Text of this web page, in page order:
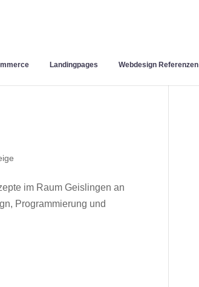
Landingpages Webdesign Referenzen
im Raum Geislingen an
Programmierung und